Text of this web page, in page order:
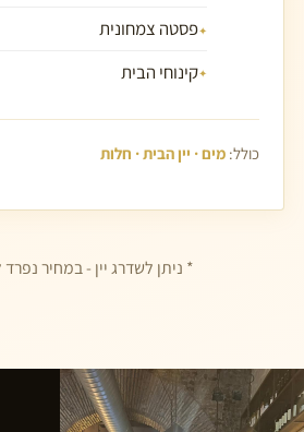
פסטה צמחונית
קינוחי הבית
כולל: מים · יין הבית · חלות
* ניתן לשדרג יין - במחיר